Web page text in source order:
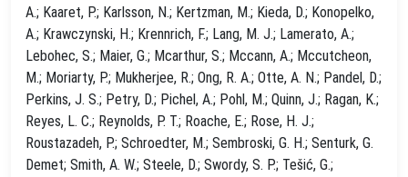
A.; Kaaret, P.; Karlsson, N.; Kertzman, M.; Kieda, D.; Konopelko,
A.; Krawczynski, H.; Krennrich, F.; Lang, M. J.; Lamerato, A.;
Lebohec, S.; Maier, G.; Mcarthur, S.; Mccann, A.; Mccutcheon,
M.; Moriarty, P.; Mukherjee, R.; Ong, R. A.; Otte, A. N.; Pandel, D.;
Perkins, J. S.; Petry, D.; Pichel, A.; Pohl, M.; Quinn, J.; Ragan, K.;
Reyes, L. C.; Reynolds, P. T.; Roache, E.; Rose, H. J.;
Roustazadeh, P.; Schroedter, M.; Sembroski, G. H.; Senturk, G.
Demet; Smith, A. W.; Steele, D.; Swordy, S. P.; Tešić, G.;